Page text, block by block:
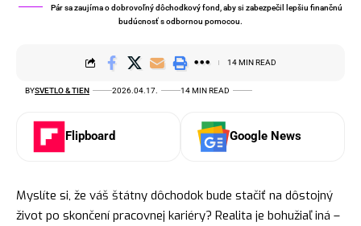
Pár sa zaujíma o dobrovoľný dôchodkový fond, aby si zabezpečil lepšiu finančnú
budúcnosť s odbornou pomocou.
BYSVETLO & TIEN 2026.04.17. 14 MIN READ
14 MIN READ
Flipboard Google News
Myslíte si, že váš štátny dôchodok bude stačiť na dôstojný
život po skončení pracovnej kariéry? Realita je bohužiaľ iná –